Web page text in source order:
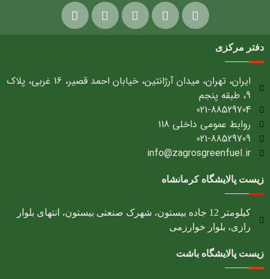
دفتر مرکزی
ایران، تهران، میدان آرژانتین، خیابان احمد قصیر، 16 غربی، پلاک
9، طبقه پنجم
021-88529704
روابط عمومی داخلی 118
021-88529709
info@zagrosgreenfuel.ir​
زیست پالایشگاه کرمانشاه
کیلومتر 12 جاده بیستون، شهرک صنعتی بیستون، انتهای بلوار
رازی، بلوار خوارزمی
زیست پالایشگاه باشت